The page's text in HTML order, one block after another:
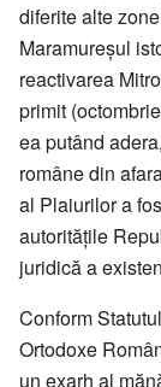
diferite alte
Maramureșul
reactivarea
primit
ea putând
române din
al Plaiurilor a
autoritățile
juridică a
Conform
Ortodoxe
un exarh al